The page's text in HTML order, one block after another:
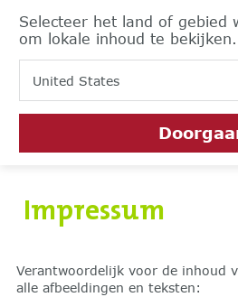
Selecteer het land of gebied
om lokale inhoud te bekijken.
United States
Impressum
Verantwoordelijk voor de inhoud
alle afbeeldingen en teksten: